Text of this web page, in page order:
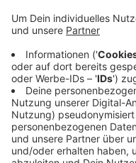
Brenscheider Wegs
Dadurch wurde der
auf die Fahrbahn.
der Finkenberger
Feuerwehr setzte
die Straße ab. Auch
Kreises wurde
musste auch
Reinigung der